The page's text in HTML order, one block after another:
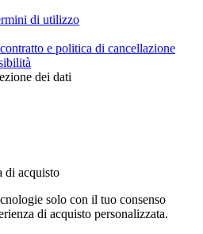
di utilizzo
e politica di cancellazione
dei dati
di acquisto
solo con il tuo consenso
di acquisto personalizzata.